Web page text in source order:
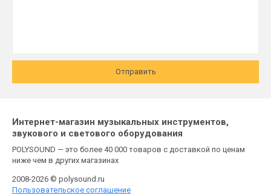
Отправить
Интернет-магазин музыкальных инструментов,
звукового и светового оборудования
POLYSOUND — это более 40 000 товаров с доставкой по ценам
ниже чем в других магазинах
2008-2026 © polysound.ru
Пользовательское соглашение